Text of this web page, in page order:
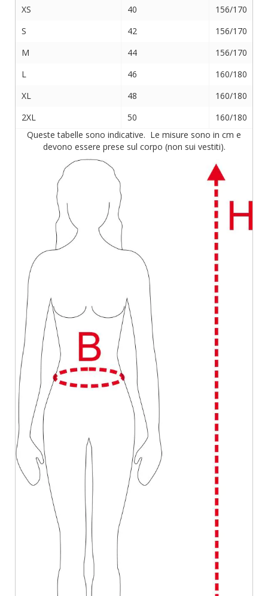
XS 40
156/170
S
42
156/170
M
44
156/170
L
46
160/180
XL
48
160/180
2XL
50
160/180
Queste tabelle sono indicative. Le misure sono in cm e
devono essere prese sul corpo (non sui vestiti).